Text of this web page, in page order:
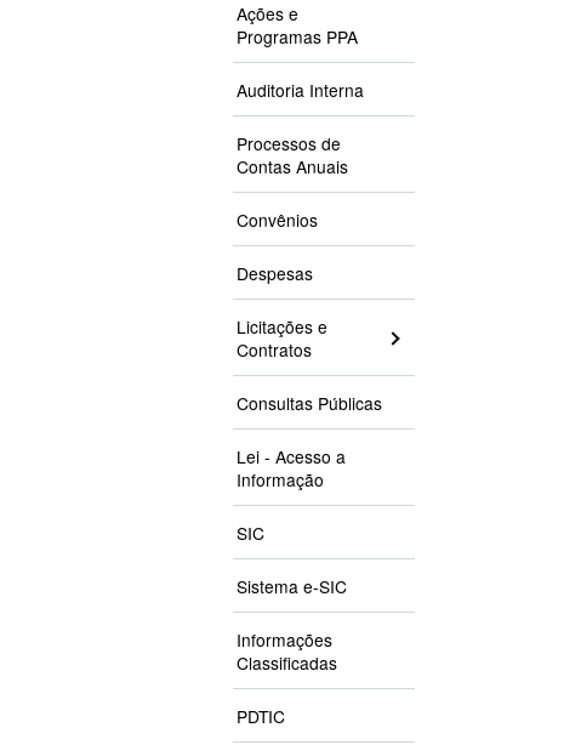
Ações e
Programas PPA
Auditoria Interna
Processos de
Contas Anuais
Convênios
Despesas
Licitações e
Contratos
Consultas Públicas
Lei - Acesso a
Informação
SIC
Sistema e-SIC
Informações
Classificadas
PDTIC